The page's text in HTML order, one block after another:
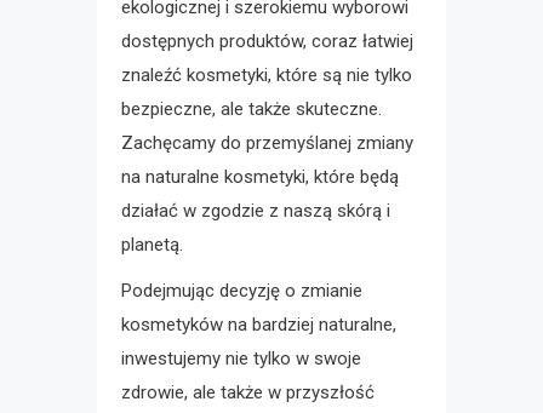
ekologicznej i szerokiemu wyborowi
dostępnych produktów, coraz łatwiej
znaleźć kosmetyki, które są nie tylko
bezpieczne, ale także skuteczne.
Zachęcamy do przemyślanej zmiany
na naturalne kosmetyki, które będą
działać w zgodzie z naszą skórą i
planetą.
Podejmując decyzję o zmianie
kosmetyków na bardziej naturalne,
inwestujemy nie tylko w swoje
zdrowie, ale także w przyszłość